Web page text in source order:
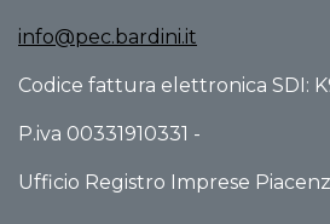
info@pec.bardini.it
Codice fattura elettronica SDI:
P.iva 00331910331 -
Ufficio Registro Imprese